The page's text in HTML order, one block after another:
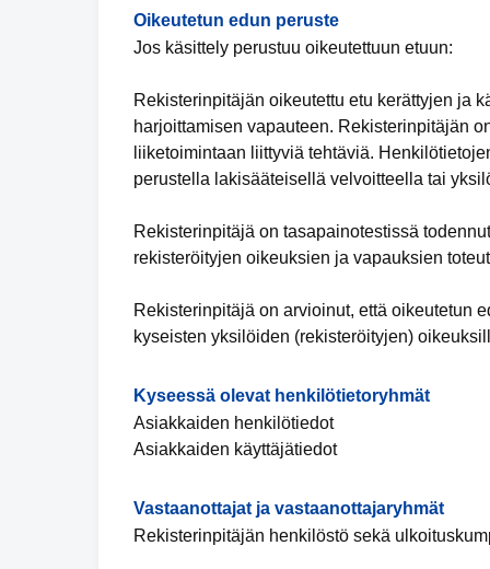
Oikeutetun edun peruste
Jos käsittely perustuu oikeutettuun etuun:
Rekisterinpitäjän oikeutettu etu kerättyjen ja
harjoittamisen vapauteen. Rekisterinpitäjän
liiketoimintaan liittyviä tehtäviä.
perustella lakisääteisellä velvoitteella tai
Rekisterinpitäjä on tasapainotestissä
rekisteröityjen oikeuksien ja vapauksien
Rekisterinpitäjä on arvioinut, että oikeutetun
kyseisten yksilöiden (rekisteröityjen)
Kyseessä olevat henkilötietoryhmät
Asiakkaiden henkilötiedot
Asiakkaiden käyttäjätiedot
Vastaanottajat ja vastaanottajaryhmät
Rekisterinpitäjän henkilöstö sekä